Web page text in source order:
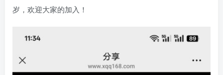
岁，欢迎大家的加入！